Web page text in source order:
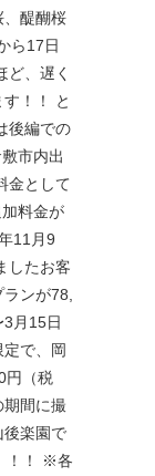
、醍醐桜
ら17日
ど、遅く
！！ と
後編での
市内出
金として
料金が
11月9
したお客
ンが78,
月15日
で、岡
円（税
間に撮
後楽園で
！！ ※各